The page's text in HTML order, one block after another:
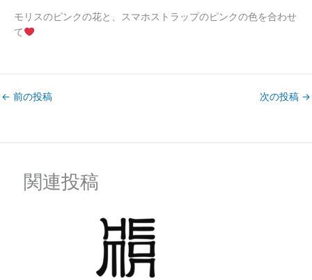
モリスのピンクの花と、スマホストラップのピンクの色を合わせ
て
← 前の投稿 次の投稿 →
関連投稿